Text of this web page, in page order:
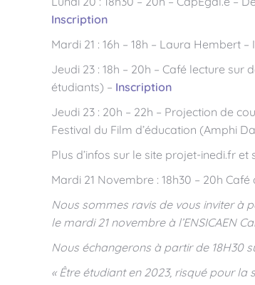
Inscription
Mardi 21 : 16h – 18h – Laura Hembert
Jeudi 23 : 18h – 20h – Café lecture
étudiants) – Inscription
Jeudi 23 : 20h – 22h – Projection de
Festival du Film d’éducation (Amphi
Plus d’infos sur le site projet-inedi.fr et
Mardi 21 Novembre : 18h30 – 20h
Nous sommes ravis de vous inviter à
le mardi 21 novembre à l’ENSICAEN
Nous échangerons à partir de 18H30
« Être étudiant en 2023, risqué pour la